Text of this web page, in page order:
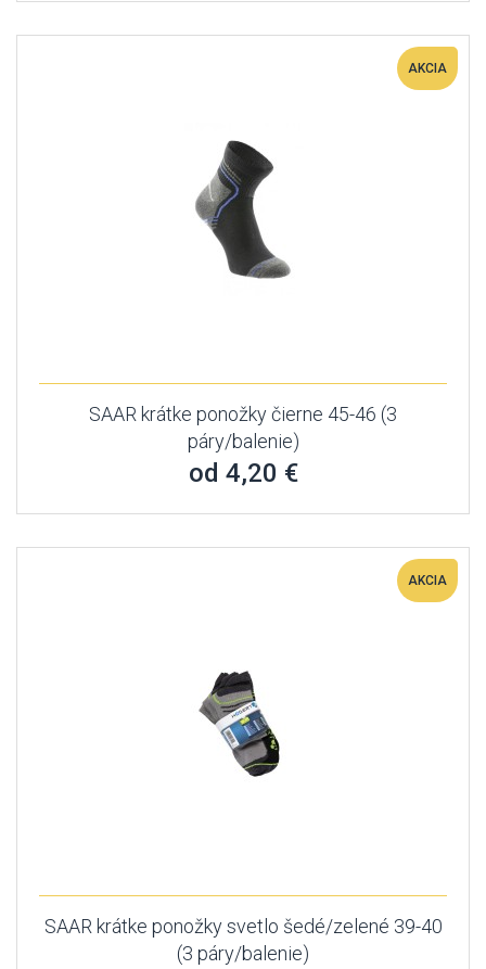
AKCIA
SAAR krátke ponožky čierne 45-46 (3
páry/balenie)
od 4,20 €
AKCIA
SAAR krátke ponožky svetlo šedé/zelené 39-40
(3 páry/balenie)